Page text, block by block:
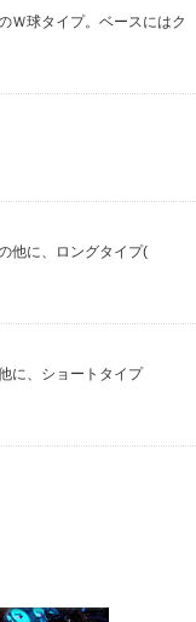
Ｗ球タイプ。ベースにはク
他に、ロングタイプ(
に、ショートタイプ